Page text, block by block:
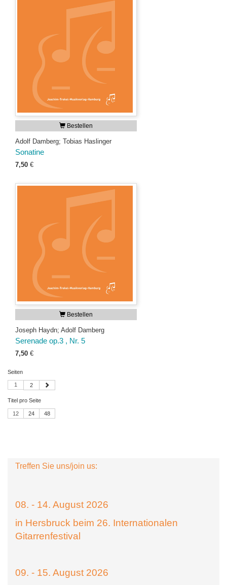
Bestellen
Adolf Damberg; Tobias Haslinger
Sonatine
7,50 €
Bestellen
Joseph Haydn; Adolf Damberg
Serenade op.3 , Nr. 5
7,50 €
Seiten
1 2
Titel pro Seite
12 24 48
Treffen Sie uns/join us:
08. - 14. August 2026
in Hersbruck beim 26. Internationalen
Gitarrenfestival
09. - 15. August 2026